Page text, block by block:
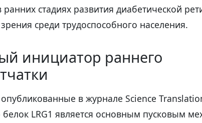
стадиях развития диабетической
среди трудоспособного населения.
инициатор раннего
в журнале Science
LRG1 является основным пусковым